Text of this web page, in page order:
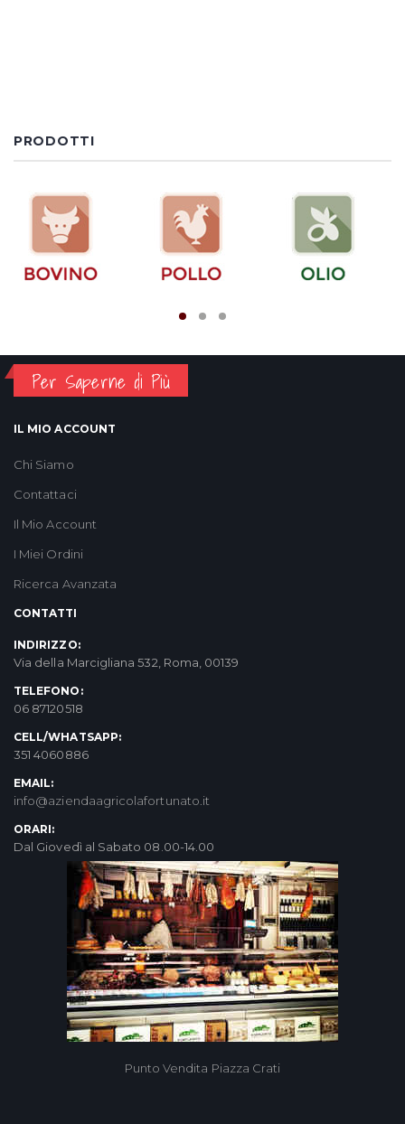
PRODOTTI
Per Saperne di Più
IL MIO ACCOUNT
Chi Siamo
Contattaci
Il Mio Account
I Miei Ordini
Ricerca Avanzata
CONTATTI
INDIRIZZO:
Via della Marcigliana 532, Roma, 00139
TELEFONO:
06 87120518
CELL/WHATSAPP:
351 4060886
EMAIL:
info@aziendaagricolafortunato.it
ORARI:
Dal Giovedì al Sabato 08.00-14.00
Punto Vendita Piazza Crati